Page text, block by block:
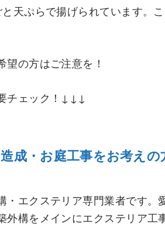
天ぷらで揚げられています。
の方はご注意を！
チェック！↓↓↓
成・お庭工事をお考えの
エクステリア専門業者です。
構をメインにエクステリア工